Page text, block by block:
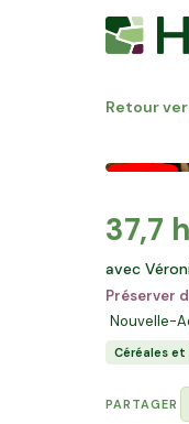
Retour
37,7
avec
Préserver
Nouvelle-
Céréales et
PARTAGER